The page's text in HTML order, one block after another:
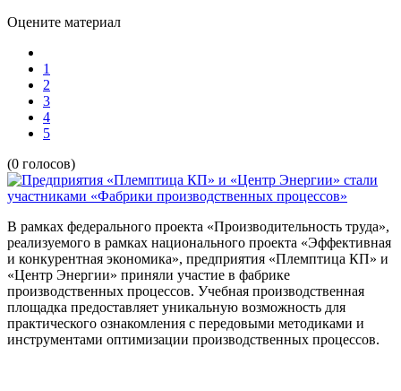
Оцените материал
1
2
3
4
5
(0 голосов)
В рамках федерального проекта «Производительность труда»,
реализуемого в рамках национального проекта «Эффективная
и конкурентная экономика», предприятия «Племптица КП» и
«Центр Энергии» приняли участие в фабрике
производственных процессов. Учебная производственная
площадка предоставляет уникальную возможность для
практического ознакомления с передовыми методиками и
инструментами оптимизации производственных процессов.